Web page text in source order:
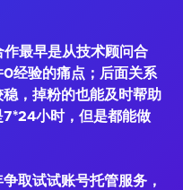
最早是从技术顾问合
经验的痛点；后面关系
，掉粉的也能及时帮助
小时，但是都能做
取试试账号托管服务，